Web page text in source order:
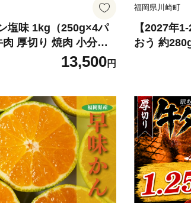
塩味 1kg（250g×4パ
肉 厚切り 焼肉 小分け
け 味付き 人気 冷凍 焼
理 牛タン にく お肉
すすめ 冷凍牛タン 使
うたん お取り寄せ 牛
崎町
13,500円
福岡県川崎町
【2027年
おう 約
け いちご
スイーツ
セムマー